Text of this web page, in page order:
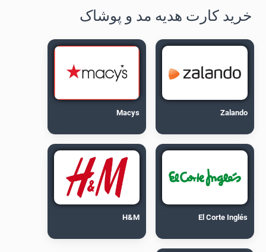
خرید کارت هدیه مد و پوشاک
Zalando
Macys
El Corte Inglés
H&M